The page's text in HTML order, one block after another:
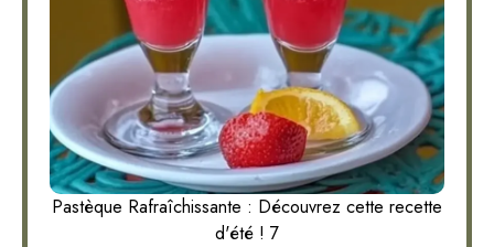
Pastèque Rafraîchissante : Découvrez cette recette
d'été ! 7